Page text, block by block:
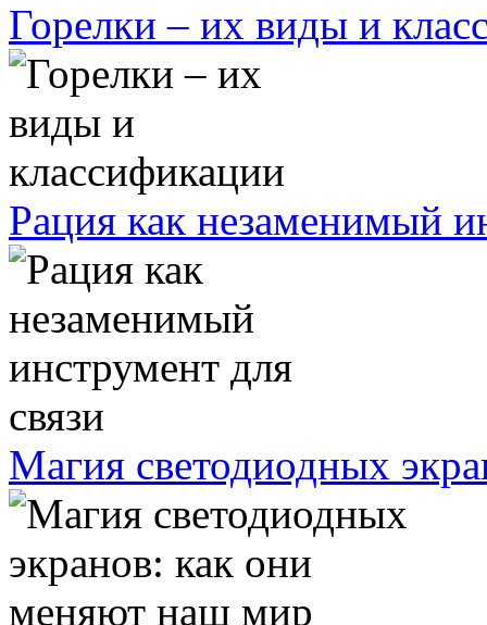
Горелки – их виды и
Рация как незаменимый
Магия светодиодных